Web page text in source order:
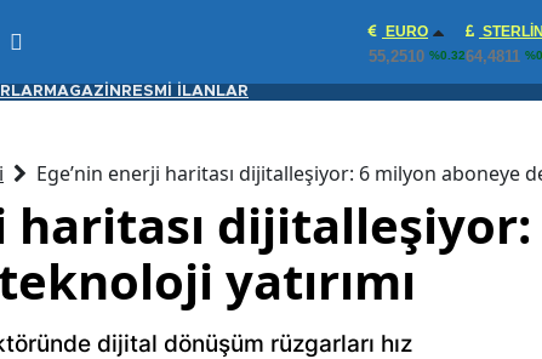
EURO
55,2510 %0.3264,4811
MAGAZİN RESMİ İLANLAR
Ege’nin enerji haritası dijitalleşiyor: 6 milyon aboneye
haritası
yatırımı
dijital dönüşüm rüzgarları hız